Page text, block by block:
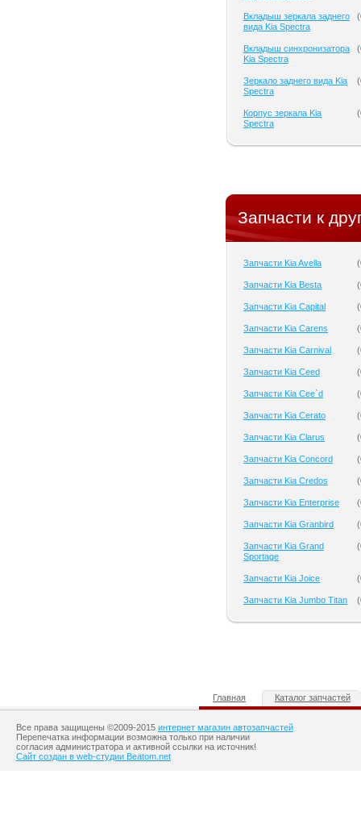
Вкладыш зеркала заднего
вида Kia Spectra
(
Вкладыш синхронизатора
Kia Spectra
(
Зеркало заднего вида Kia
Spectra
(
Корпус зеркала Kia
Spectra
(
Запчасти к
Запчасти Kia Avella (
Запчасти Kia Besta (
Запчасти Kia Capital (
Запчасти Kia Carens (
Запчасти Kia Carnival (
Запчасти Kia Ceed (
Запчасти Kia Cee`d (
Запчасти Kia Cerato (
Запчасти Kia Clarus (
Запчасти Kia Concord (
Запчасти Kia Credos (
Запчасти Kia Enterprise (
Запчасти Kia Granbird (
Запчасти Kia Grand
Sportage
(
Запчасти Kia Joice (
Запчасти Kia Jumbo Titan (
Главная Каталог запчастей
Все права защищены ©2009-2015 интернет магазин автозапчастей
Перепечатка информации возможна только при наличии
согласия администратора и активной ссылки на источник!
Сайт создан в web-студии Beatom.net